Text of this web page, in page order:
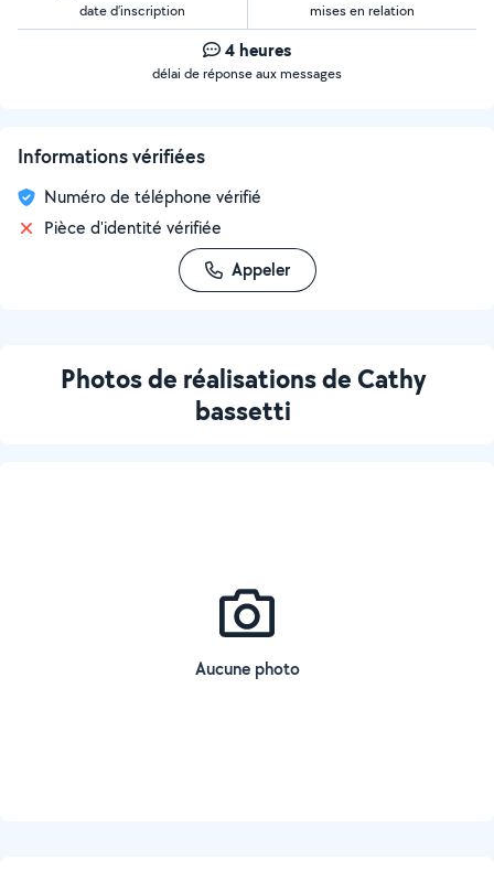
date d’inscription mises en relation
4 heures
délai de réponse aux messages
Informations vérifiées
Numéro de téléphone vérifié
Pièce d'identité vérifiée
Appeler
Photos de réalisations de Cathy
bassetti
Aucune photo